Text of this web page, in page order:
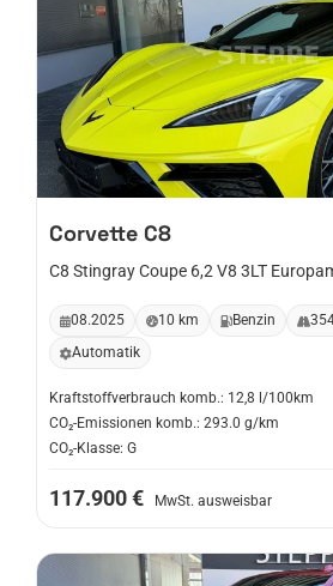
Corvette C8
C8 Stingray Coupe 6,2 V8 3LT
08.2025 10 km Benzin
Automatik
Kraftstoffverbrauch komb.: 12,8 l/100km
CO₂-Emissionen komb.: 293.0 g/km
CO₂-Klasse: G
117.900 € MwSt. ausweisbar